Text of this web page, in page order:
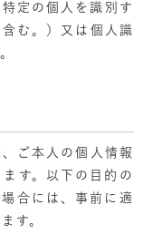
定の個人を識別す
む。）又は個人識
ご本人の個⼈情報
す。以下の⽬的の
合には、事前に適
す。